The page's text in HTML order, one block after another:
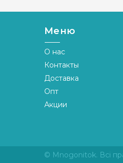
производитель
Зашивка
Материал
Меню
О нас
Контакты
Доставка
Опт
Акции
© Mnogonitok. Всі